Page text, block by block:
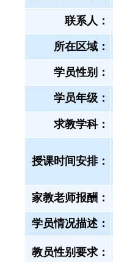
联系人：
所在区域：
学员性别：
学员年级：
求教学科：
授课时间安排：
家教老师报酬：
学员情况描述：
教员性别要求：